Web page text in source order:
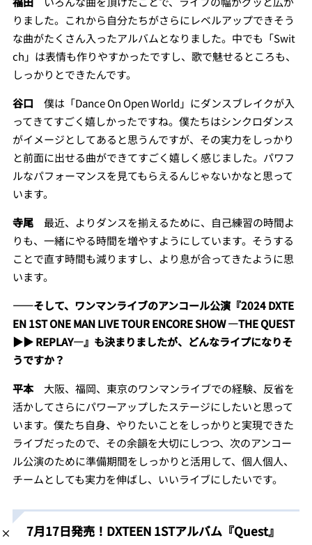
りました。これから自分たちがさらにレベルアップできそう
な曲がたくさん入ったアルバムとなりました。中でも「Swit
ch」は表情も作りやすかったですし、歌で魅せるところも、
しっかりとできたんです。
谷口 僕は「Dance On Open World」にダンスブレイクが入
ってきてすごく嬉しかったですね。僕たちはシンクロダンス
がイメージとしてあると思うんですが、その実力をしっかり
と前面に出せる曲ができてすごく嬉しく感じました。パワフ
ルなパフォーマンスを見てもらえるんじゃないかなと思って
います。
寺尾最近、よりダンスを揃えるために、自己練習の時間よ
りも、一緒にやる時間を増やすようにしています。そうする
ことで直す時間も減りますし、より息が合ってきたように思
います。
――そして、ワンマンライブのアンコール公演『2024 DXTE
EN 1ST ONE MAN LIVE TOUR ENCORE SHOW ―THE QUEST
▶︎▶︎ REPLAY―』も決まりましたが、どんなライプになりそ
うですか？
平本大阪、福岡、東京のワンマンライブでの経験、反省を
活かしてさらにパワーアップしたステージにしたいと思って
います。僕たち自身、やりたいことをしっかりと実現できた
ライブだったので、その余韻を大切にしつつ、次のアンコー
ル公演のために準備期間をしっかりと活用して、個人個人、
チームとしても実力を伸ばし、いいライブにしたいです。
7月17日発売！DXTEEN 1STアルバム『Quest』